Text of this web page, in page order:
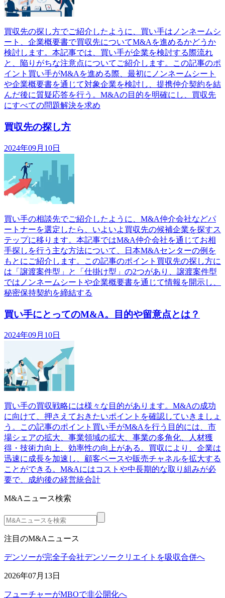
買収先の探し方でご紹介したように、買い手はノンネームシ
ート、企業概要書で買収先についてM&Aを進めるかどうか
検討します。本記事では、買い手が企業を検討する際流れ
と、陥りがちな注意点についてご紹介します。この記事のポ
イント買い手がM&Aを進める際、最初にノンネームシート
や企業概要書を通じて対象企業を検討し、提携仲介契約を結
んだ後に質疑応答を行う。M&Aの目的を明確にし、買収先
にすべての問題解決を求め
買収先の探し方
2024年09月10日
買い手の相談先でご紹介したように、M&A仲介会社などパ
ートナーを選定したら、いよいよ買収先の候補企業を探すス
テップに移ります。本記事ではM&A仲介会社を通じてお相
手探しを行う主な方法について、日本M&Aセンターの例を
もとにご紹介します。この記事のポイント買収先の探し方に
は「譲渡案件型」と「仕掛け型」の2つがあり、譲渡案件型
ではノンネームシートや企業概要書を通じて情報を開示し、
秘密保持契約を締結する
買い手にとってのM&A。目的や留意点とは？
2024年09月10日
買い手の買収戦略には様々な目的があります。M&Aの成功
に向けて、押さえておきたいポイントを確認していきましょ
う。この記事のポイント買い手がM&Aを行う目的には、市
場シェアの拡大、事業領域の拡大、事業の多角化、人材獲
得・技術力向上、効率性の向上がある。買収により、企業は
迅速に成長を加速し、顧客ベースや販売チャネルを拡大する
ことができる。M&Aにはコストや中長期的な取り組みが必
要で、成約後の経営統合計
M&Aニュース検索
注目のM&Aニュース
デンソーが完全子会社デンソークリエイトを吸収合併へ
2026年07月13日
フューチャーがMBOで非公開化へ